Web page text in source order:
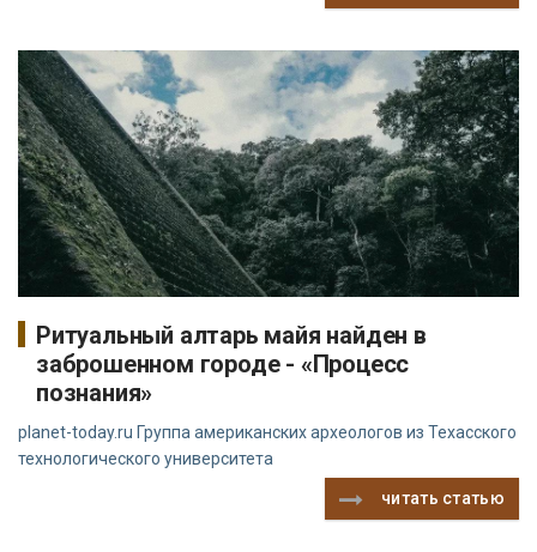
Ритуальный алтарь майя найден в
заброшенном городе - «Процесс
познания»
planet-today.ru Группа американских археологов из Техасского
технологического университета
читать статью